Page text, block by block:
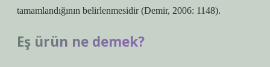
tamamlandığının belirlenmesidir (Demir, 2006: 1148).
Eş ürün ne demek?